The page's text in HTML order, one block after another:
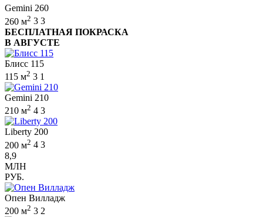
Gemini 260
260 м2 3 3
БЕСПЛАТНАЯ ПОКРАСКА
В АВГУСТЕ
Блисс 115
115 м2 3 1
Gemini 210
210 м2 4 3
Liberty 200
200 м2 4 3
8,9
МЛН
РУБ.
Опен Вилладж
200 м2 3 2